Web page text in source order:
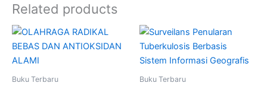
Related products
Buku Terbaru Buku Terbaru